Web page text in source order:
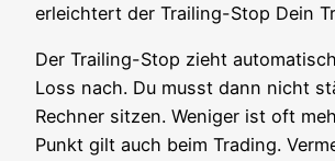
erleich­tert der Trai­ling-Stop Dein
Der Trai­ling-Stop zieht
Loss nach. Du musst dann nicht
Rech­ner sit­zen. Weni­ger ist oft
Punkt gilt auch beim Tra­ding.